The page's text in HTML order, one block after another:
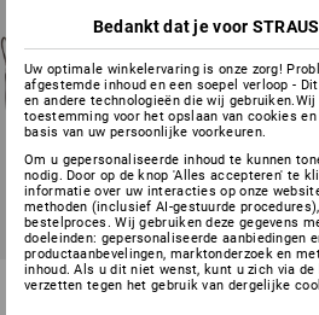
S3 Veiligheidsschoenen e.s.
Bedankt dat je voor
Uw optimale winkelervaring is onze zorg!
afgestemde inhoud en een soepel verloop -
en andere technologieën die wij
toestemming voor het opslaan van cookies
basis van uw persoonlijke voorkeuren.
Om u gepersonaliseerde inhoud te kunnen
nodig. Door op de knop 'Alles accepteren' te
informatie over uw interacties op onze
methoden (inclusief AI-gestuurde
bestelproces. Wij gebruiken deze gegevens
doeleinden: gepersonaliseerde aanbiedingen
productaanbevelingen, marktonderzoek en
inhoud. Als u dit niet wenst, kunt u zich via de
verzetten tegen het gebruik van dergelijke